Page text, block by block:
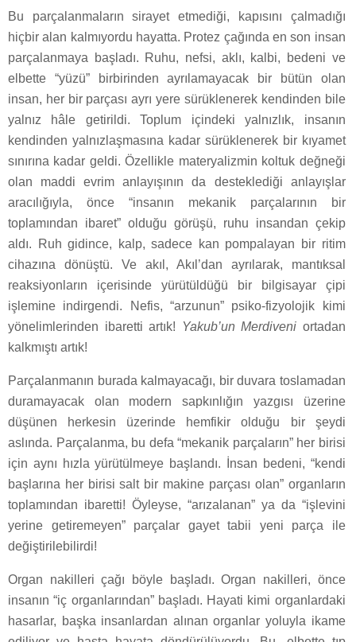
Bu parçalanmaların sirayet etmediği, kapısını çalmadığı
hiçbir alan kalmıyordu hayatta. Protez çağında en son insan
parçalanmaya başladı. Ruhu, nefsi, aklı, kalbi, bedeni ve
elbette “yüzü” birbirinden ayrılamayacak bir bütün olan
insan, her bir parçası ayrı yere sürüklenerek kendinden bile
yalnız hâle getirildi. Toplum içindeki yalnızlık, insanın
kendinden yalnızlaşmasına kadar sürüklenerek bir kıyamet
sınırına kadar geldi. Özellikle materyalizmin koltuk değneği
olan maddi evrim anlayışının da desteklediği anlayışlar
aracılığıyla, önce “insanın mekanik parçalarının bir
toplamından ibaret” olduğu görüşü, ruhu insandan çekip
aldı. Ruh gidince, kalp, sadece kan pompalayan bir ritim
cihazına dönüştü. Ve akıl, Akıl’dan ayrılarak, mantıksal
reaksiyonların içerisinde yürütüldüğü bir bilgisayar çipi
işlemine indirgendi. Nefis, “arzunun” psiko-fizyolojik kimi
yönelimlerinden ibaretti artık!
Yakub’un Merdiveni ortadan
kalkmıştı artık!
Parçalanmanın burada kalmayacağı, bir duvara toslamadan
duramayacak olan modern sapkınlığın yazgısı üzerine
düşünen herkesin üzerinde hemfikir olduğu bir şeydi
aslında. Parçalanma, bu defa “mekanik parçaların” her birisi
için aynı hızla yürütülmeye başlandı. İnsan bedeni, “kendi
başlarına her birisi salt bir makine parçası olan” organların
toplamından ibaretti! Öyleyse, “arızalanan” ya da “işlevini
yerine getiremeyen” parçalar gayet tabii yeni parça ile
değiştirilebilirdi!
Organ nakilleri çağı böyle başladı. Organ nakilleri, önce
insanın “iç organlarından” başladı. Hayati kimi organlardaki
hasarlar, başka insanlardan alınan organlar yoluyla ikame